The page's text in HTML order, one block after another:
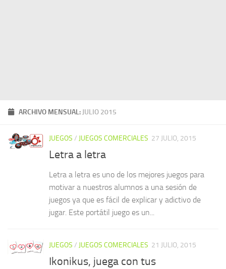
ARCHIVO MENSUAL: JULIO 2015
JUEGOS / JUEGOS COMERCIALES 27 JULIO, 2015
Letra a letra
Letra a letra es uno de los mejores juegos para
motivar a nuestros alumnos a una sesión de
juegos ya que es fácil de explicar y adictivo de
jugar. Este portátil juego es un...
JUEGOS / JUEGOS COMERCIALES 21 JULIO, 2015
Ikonikus, juega con tus